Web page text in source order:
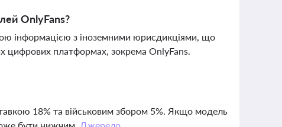
OnlyFans?
інформацією з іноземними юрисдикціями, що
цифрових платформах, зокрема OnlyFans.
18% та військовим збором 5%. Якщо модель